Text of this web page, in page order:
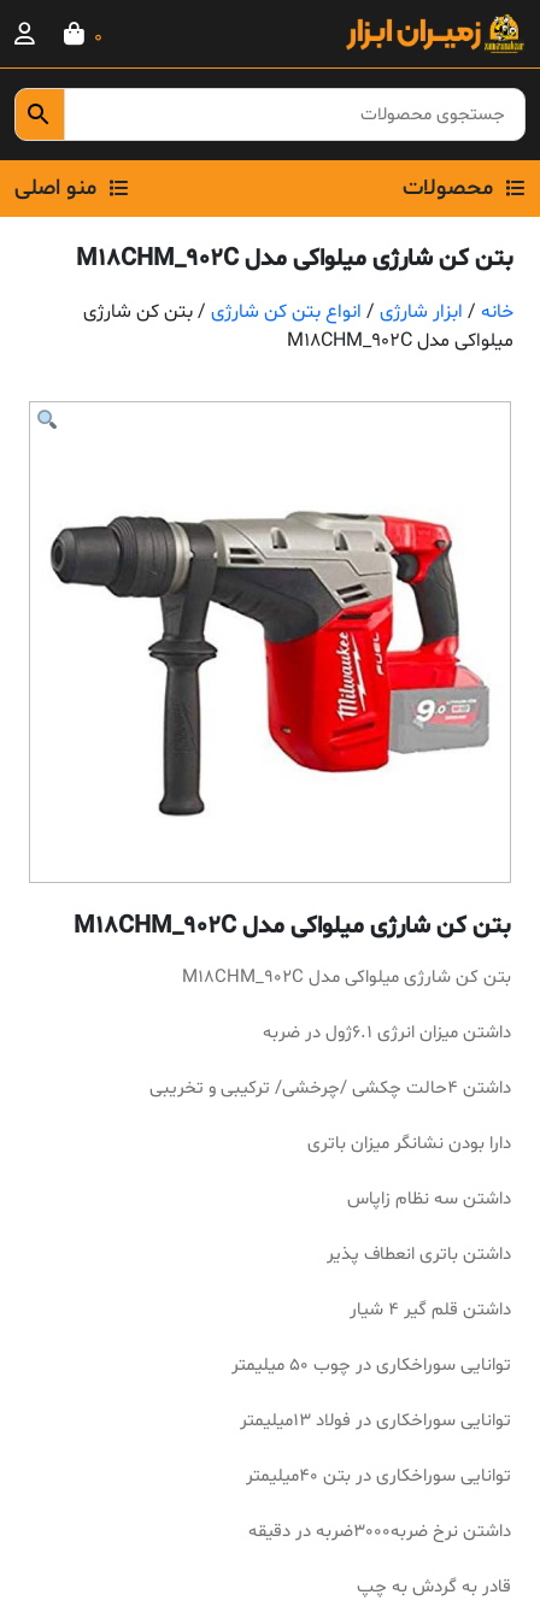
Skip
content
0
محصولات منو اصلی
بتن کن شارژی میلواکی مدل M18CHM_902C
خانه / ابزار شارژی / انواع بتن کن شارژی / بتن کن شارژی
میلواکی مدل M18CHM_902C
بتن کن شارژی میلواکی مدل M18CHM_902C
بتن کن شارژی میلواکی مدل M18CHM_902C
داشتن میزان انرژی 6.1ژول در ضربه
داشتن 4حالت چکشی /چرخشی/ ترکیبی و تخریبی
دارا بودن نشانگر میزان باتری
داشتن سه نظام زاپاس
داشتن باتری انعطاف پذیر
داشتن قلم گیر 4 شیار
توانایی سوراخکاری در چوب 50 میلیمتر
توانایی سوراخکاری در فولاد 13میلیمتر
توانایی سوراخکاری در بتن 40میلیمتر
داشتن نرخ ضربه3000ضربه در دقیقه
قادر به گردش به چپ